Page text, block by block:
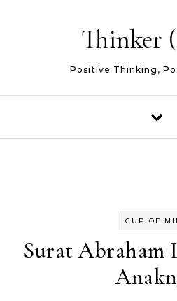
Thinker
Positive Thinking,
CUP OF
Surat Abraham